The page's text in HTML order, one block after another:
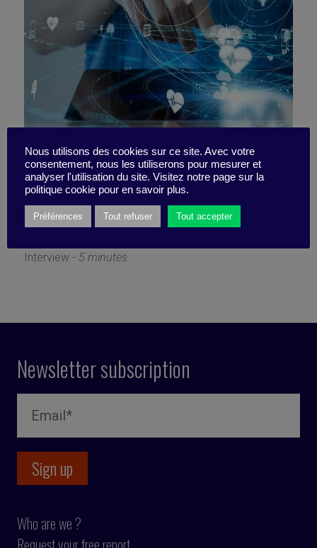
Leveraging data to improve
healthcare
Interview - 5 minutes
Newsletter subscription
Who are we ?
Nous utilisons des cookies sur ce site. Avec votre
consentement, nous les utiliserons pour mesurer et
analyser l'utilisation du site. Visitez notre page sur la
politique cookie pour en savoir plus.
Préférences Tout refuser Tout accepter